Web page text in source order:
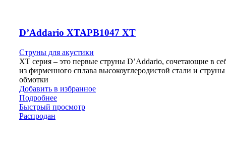
D’Addario XTAPB1047 XT
Струны для акустики
XT серия – это первые струны D’Addario, сочетающие в
из фирменного сплава высокоуглеродистой стали и струны
обмотки
Добавить в избранное
Подробнее
Быстрый просмотр
Распродан